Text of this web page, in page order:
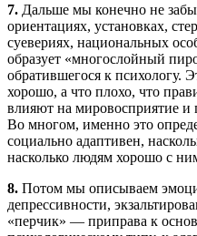
7. Дальше мы конечно не
ориентациях, установках,
суевериях, национальных
образует «многослойный
обратившегося к психологу.
хорошо, а что плохо, что
влияют на мировосприятие и
Во многом, именно это
социально адаптивен,
насколько людям хорошо с
8. Потом мы описываем
депрессивности,
«перчик» — приправа к